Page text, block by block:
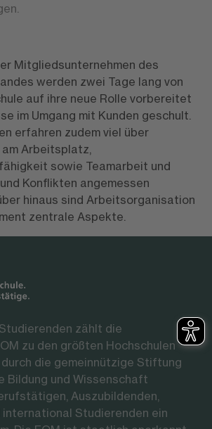
Mitgliedsunternehmen des
werden zwei Tage lang von
auf ihre neue Rolle vorbereitet
im Umgang mit Kunden geschult.
erfahren zudem viel über
Arbeitsplatz,
sowie Teamarbeit und
Konflikten angemessen
hinaus sind Arbeitsorganisation
zentrale Aspekte.
zählt die
zu den größten Hochschulen
die gemeinnützige Stiftung
Bildung und Wissenschaft
Auszubildenden,
Studierenden ein